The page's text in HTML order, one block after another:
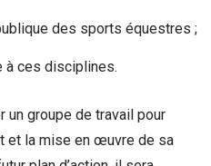
des sports équestres ;
à ces disciplines.
un groupe de travail pour
et la mise en œuvre de sa